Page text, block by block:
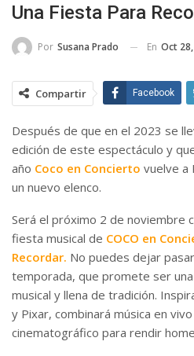
Una Fiesta Para
Por Susana Prado En Oct
Compartir Facebook
Después de que en el 2023 se
edición de este espectáculo y
año Coco en Concierto vuelve a
un nuevo elenco.
Será el próximo 2 de noviembre
fiesta musical de COCO en
Recordar. No puedes dejar
temporada, que promete ser
musical y llena de tradición.
y Pixar, combinará música en
cinematográfico para rendir